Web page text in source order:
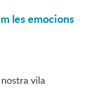
les emocions
vila